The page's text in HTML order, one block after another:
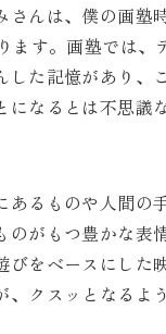
さんは、僕の画塾
ます。画塾では、
した記憶があり、
になるとは不思議
あるものや人間の
のがもつ豊かな表
びをベースにした
、クスッとなるよ